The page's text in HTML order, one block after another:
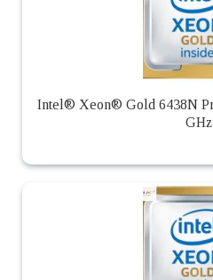
Intel® Xeon® Gold 6438N
GHz